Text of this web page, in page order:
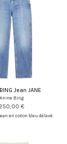
Jean JANE
Anine Bing
250,00 €
en coton bleu délavé